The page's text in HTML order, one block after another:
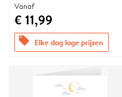
Vanaf
€ 11,99
offers Elke dag lage prijzen